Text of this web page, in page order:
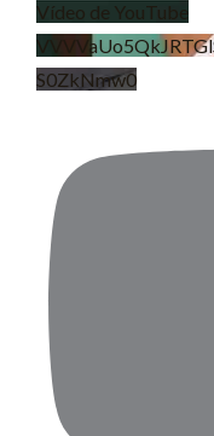
Vídeo de YouTube
S0ZkNmw0